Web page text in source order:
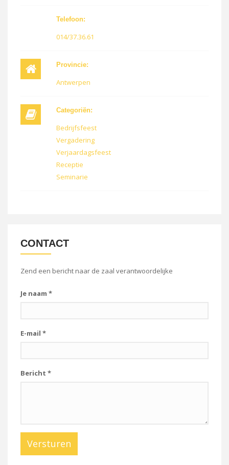
Telefoon:
014/37.36.61
Provincie:
Antwerpen
Categoriën:
Bedrijfsfeest
Vergadering
Verjaardagsfeest
Receptie
Seminarie
CONTACT
Zend een bericht naar de zaal verantwoordelijke
Je naam *
E-mail *
Bericht *
Versturen